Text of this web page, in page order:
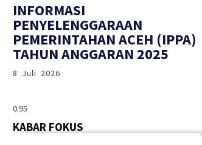
INFORMASI
PENYELENGGARAAN
PEMERINTAHAN ACEH (IPPA)
TAHUN ANGGARAN 2025
8 Juli 2026
KABAR FOKUS